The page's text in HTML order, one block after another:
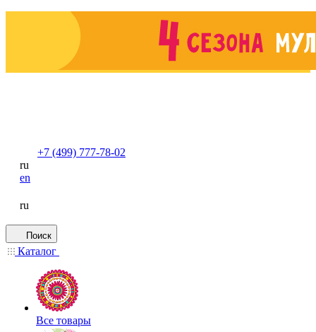
+7 (499) 777-78-02
ru
en
ru
Поиск
Каталог
Все товары